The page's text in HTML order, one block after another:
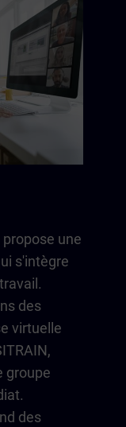
une
s'intègre
des
virtuelle
groupe
des